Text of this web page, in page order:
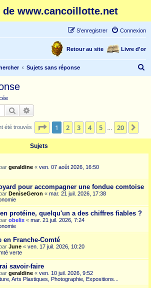
de www.cancoillotte.net
Connexion
S’enregistrer
Livre d'or
Retour au site
Sujets sans réponse
c
Rechercher
été trouvés Page 1sur20
1 2 3 4 5 20
Sujets
geraldine « ven. 07 août 2026, 16:50
pour accompagner une fondue comtoise
DeniseGeron « mar. 21 juil. 2026, 17:38
protéine, quelqu'un a des chiffres fiables ?
obelix « mar. 21 juil. 2026, 7:24
en Franche-Comté
June « ven. 17 juil. 2026, 10:20
verte
savoir-faire
geraldine « ven. 10 juil. 2026, 9:52
Arts Plastiques, Photographie, Expositions...